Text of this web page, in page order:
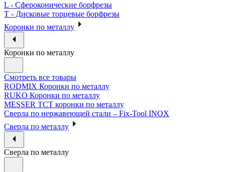
L - Сфероконические борфрезы
T - Дисковые торцевые борфрезы
Коронки по металлу
Коронки по металлу
Смотреть все товары
RODMIX Коронки по металлу
RUKO Коронки по металлу
MESSER ТСТ коронки по металлу
Сверла по нержавеющей стали – Fix-Tool INOX
Сверла по металлу
Сверла по металлу